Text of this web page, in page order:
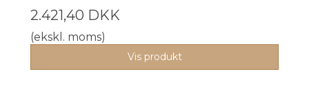
2.421,40 DKK
(ekskl. moms)
Vis produkt